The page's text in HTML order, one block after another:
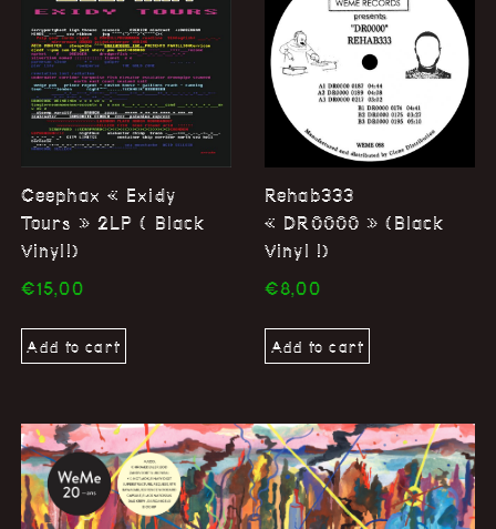
Rehab333
« DR0000 » (Black
Vinyl !)
€8,00
Add to cart
Ceephax « Exidy
Tours » 2LP ( Black
Vinyl!)
€15,00
Add to cart